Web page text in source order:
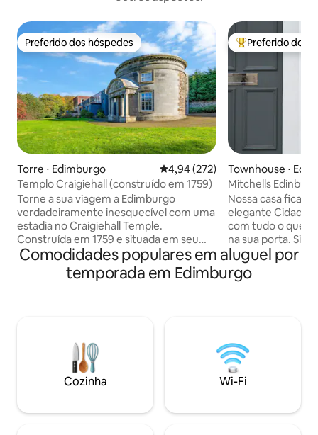
Preferido dos hóspedes
Preferido dos hóspedes
Torre ⋅ Edimburgo 4,94 de uma avaliação média de
4,94 (272)
Templo Craigiehall (construído em 1759)
Torne a sua viagem a Edimburgo
verdadeiramente inesquecível com uma
estadia no Craigiehall Temple.
Construída em 1759 e situada em seu
próprio terreno em uma antiga parte da
Propriedade Craigiehall, sua classificação
de Grau A se deve ao seu
vive beatus", "Viva feliz enquanto pode
entre coisas alegres". Esperamos que
uma estadia no Temple proporcione
essa experiência e seja fiel a essa visão
Entre os
Preferido dos
Townhouse ⋅
Mitchells
Townhouse de 4
Nossa casa fica
elegante Cidade
com tudo o que
na sua porta. Situada em três andares
com muito
perfeito para
descontraída
características
são
impressionantes
contemporâneos.
Comodidades populares em aluguel por
temporada em Edimburgo
Cozinha Wi-Fi